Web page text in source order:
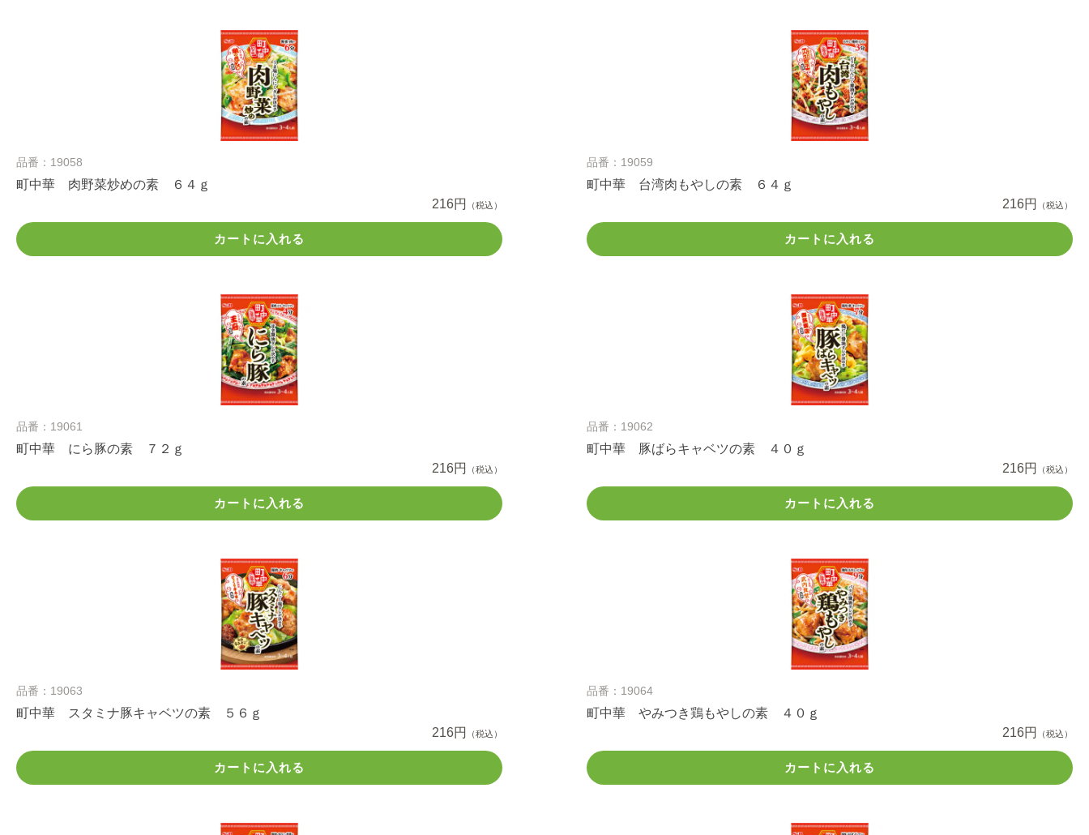
品番：19058
町中華 肉野菜炒めの素 ６４ｇ
216円
（税込）
カートに入れる
品番：19059
町中華 台湾肉もやしの素 ６４ｇ
216円
（税込）
カートに入れる
品番：19061
町中華 にら豚の素 ７２ｇ
216円
（税込）
カートに入れる
品番：19062
町中華 豚ばらキャベツの素 ４０ｇ
216円
（税込）
カートに入れる
品番：19063
町中華 スタミナ豚キャベツの素 ５６ｇ
216円
（税込）
カートに入れる
品番：19064
町中華 やみつき鶏もやしの素 ４０ｇ
216円
（税込）
カートに入れる